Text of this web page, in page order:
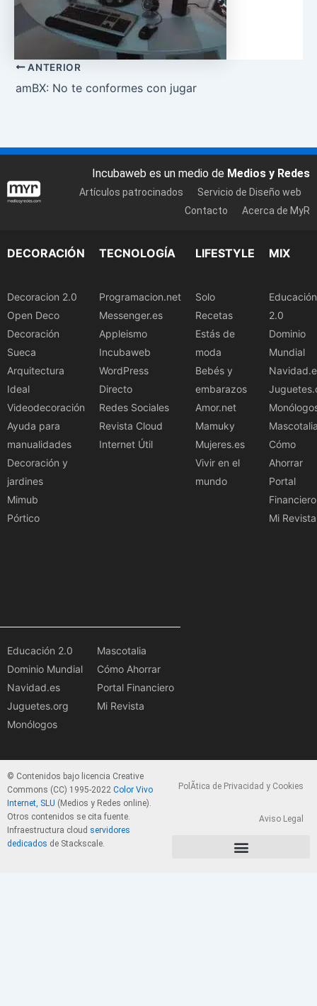
ANTERIOR
amBX: No te conformes con jugar
Incubaweb es un medio de Medios y Redes
Artículos patrocinados
Servicio de Diseño web
Contacto
Acerca de MyR
DECORACIÓN
Decoracion 2.0
Open Deco
Decoración
Sueca
Arquitectura
Ideal
Videodecoración
Ayuda para
manualidades
Decoración y
jardines
Mimub
Pórtico
TECNOLOGÍA
Programacion.net
Messenger.es
Appleismo
Incubaweb
WordPress
Directo
Redes Sociales
Revista Cloud
Internet Útil
LIFESTYLE
Solo
Recetas
Estás de
moda
Bebés y
embarazos
Amor.net
Mamuky
Mujeres.es
Vivir en el
mundo
MIX
Educación
2.0
Dominio
Mundial
Cómo
Ahorrar
Portal
Financiero
Mi Revista
Educación 2.0
Dominio Mundial
Navidad.es
Juguetes.org
Monólogos
Mascotalia
Cómo Ahorrar
Portal Financiero
Mi Revista
© Contenidos bajo licencia Creative
Commons (CC) 1995-2022 Color Vivo
Internet, SLU (Medios y Redes online).
Otros contenidos se cita fuente.
Infraestructura cloud servidores
dedicados de Stackscale.
PolÃ­tica de Privacidad y Cookies
Aviso Legal